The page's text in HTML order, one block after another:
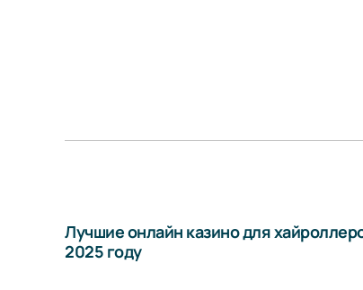
Лучшие онлайн казино для
2025 году